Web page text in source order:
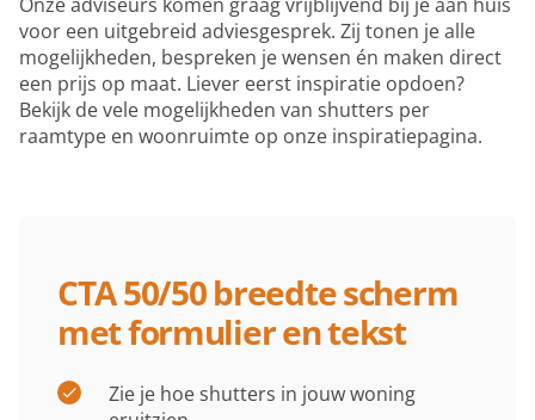
voor een uitgebreid adviesgesprek. Zij tonen je alle
mogelijkheden, bespreken je wensen én maken direct
een prijs op maat. Liever eerst inspiratie opdoen?
Bekijk de vele mogelijkheden van shutters per
raamtype en woonruimte op onze inspiratiepagina.
CTA 50/50 breedte scherm
met formulier en tekst
Zie je hoe shutters in jouw woning